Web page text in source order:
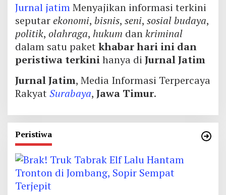
Jurnal jatimMenyajikan informasi terkini
seputarekonomi, bisnis, seni, sosial budaya,
politik, olahraga, hukum dankriminal
dalam satu paketkhabar hari ini dan
peristiwa terkinihanya di Jurnal Jatim
Jurnal Jatim, Media Informasi Terpercaya
RakyatSurabaya, Jawa Timur.
Peristiwa